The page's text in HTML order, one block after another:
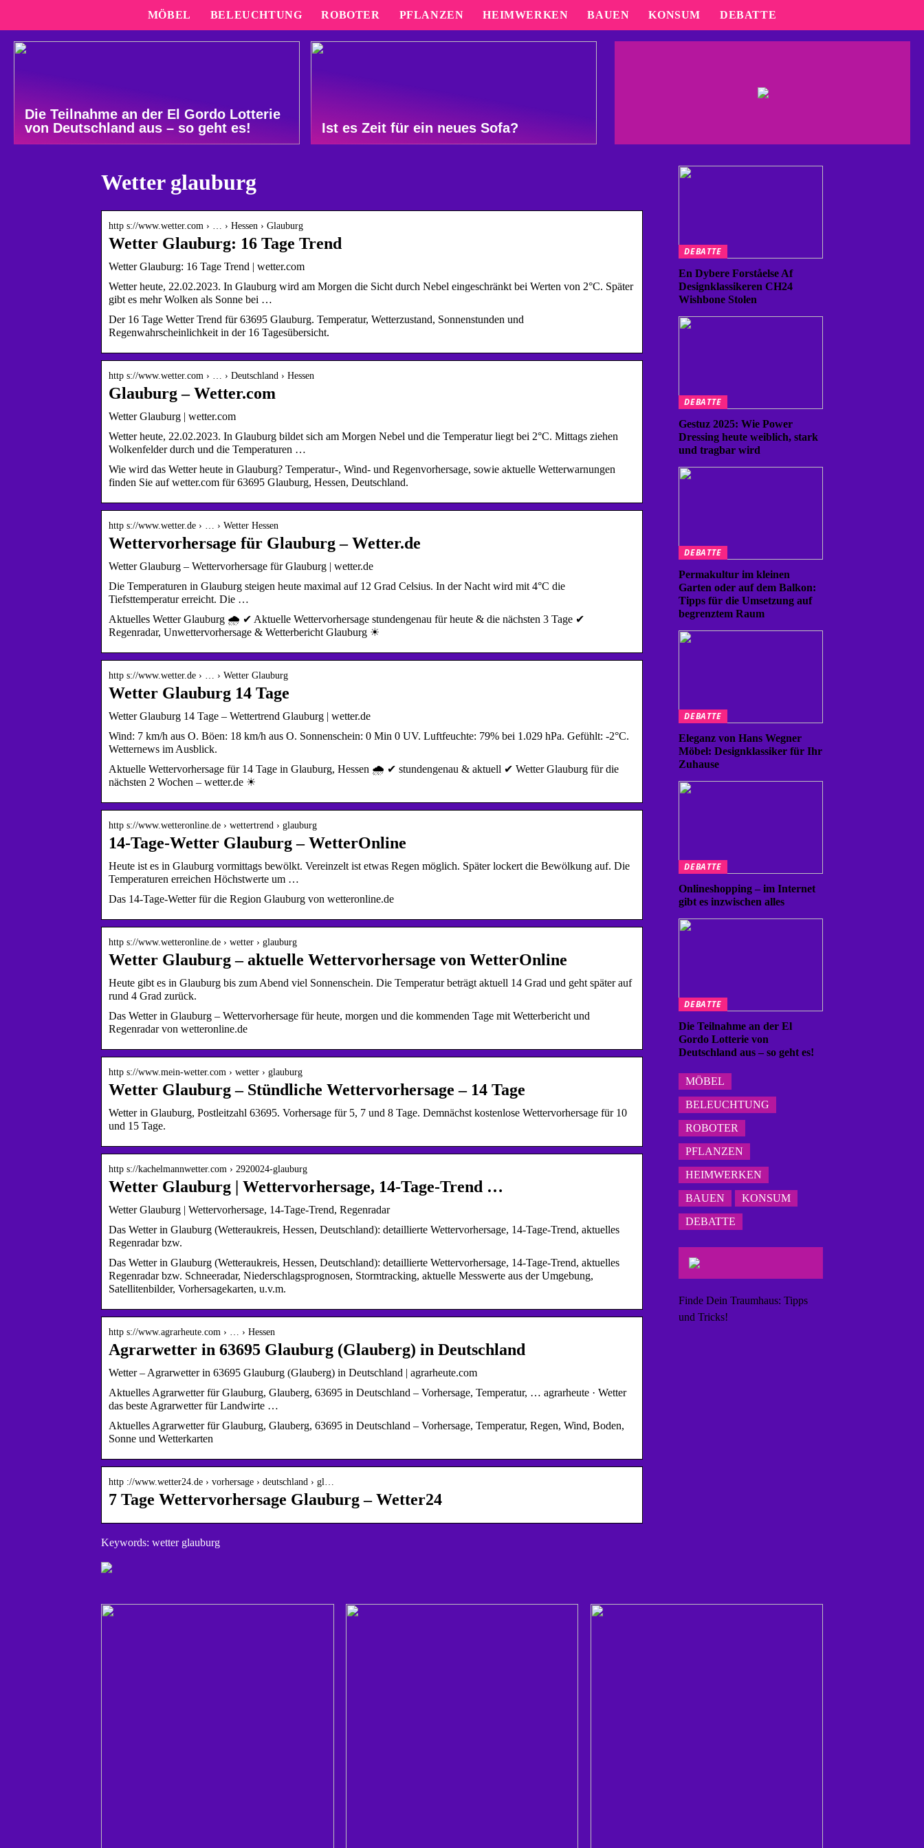
MÖBEL BELEUCHTUNG ROBOTER PFLANZEN HEIMWERKEN BAUEN KONSUM DEBATTE
Die Teilnahme an der El Gordo Lotterie
von Deutschland aus – so geht es!
Ist es Zeit für ein neues Sofa?
Wetter glauburg
http s://www.wetter.com › … › Hessen › Glauburg
Wetter Glauburg: 16 Tage Trend
Wetter Glauburg: 16 Tage Trend | wetter.com
Wetter heute, 22.02.2023. In Glauburg wird am Morgen die Sicht durch Nebel eingeschränkt bei Werten von 2°C. Später
gibt es mehr Wolken als Sonne bei …
Der 16 Tage Wetter Trend für 63695 Glauburg. Temperatur, Wetterzustand, Sonnenstunden und
Regenwahrscheinlichkeit in der 16 Tagesübersicht.
http s://www.wetter.com › … › Deutschland › Hessen
Glauburg – Wetter.com
Wetter Glauburg | wetter.com
Wetter heute, 22.02.2023. In Glauburg bildet sich am Morgen Nebel und die Temperatur liegt bei 2°C. Mittags ziehen
Wolkenfelder durch und die Temperaturen …
Wie wird das Wetter heute in Glauburg? Temperatur-, Wind- und Regenvorhersage, sowie aktuelle Wetterwarnungen
finden Sie auf wetter.com für 63695 Glauburg, Hessen, Deutschland.
http s://www.wetter.de › … › Wetter Hessen
Wettervorhersage für Glauburg – Wetter.de
Wetter Glauburg – Wettervorhersage für Glauburg | wetter.de
Die Temperaturen in Glauburg steigen heute maximal auf 12 Grad Celsius. In der Nacht wird mit 4°C die
Tiefsttemperatur erreicht. Die …
Aktuelles Wetter Glauburg 🌧️ ✔ Aktuelle Wettervorhersage stundengenau für heute & die nächsten 3 Tage ✔
Regenradar, Unwettervorhersage & Wetterbericht Glauburg ☀
http s://www.wetter.de › … › Wetter Glauburg
Wetter Glauburg 14 Tage
Wetter Glauburg 14 Tage – Wettertrend Glauburg | wetter.de
Wind: 7 km/h aus O. Böen: 18 km/h aus O. Sonnenschein: 0 Min 0 UV. Luftfeuchte: 79% bei 1.029 hPa. Gefühlt: -2°C.
Wetternews im Ausblick.
Aktuelle Wettervorhersage für 14 Tage in Glauburg, Hessen 🌧️ ✔ stundengenau & aktuell ✔ Wetter Glauburg für die
nächsten 2 Wochen – wetter.de ☀
http s://www.wetteronline.de › wettertrend › glauburg
14-Tage-Wetter Glauburg – WetterOnline
Heute ist es in Glauburg vormittags bewölkt. Vereinzelt ist etwas Regen möglich. Später lockert die Bewölkung auf. Die
Temperaturen erreichen Höchstwerte um …
Das 14-Tage-Wetter für die Region Glauburg von wetteronline.de
http s://www.wetteronline.de › wetter › glauburg
Wetter Glauburg – aktuelle Wettervorhersage von WetterOnline
Heute gibt es in Glauburg bis zum Abend viel Sonnenschein. Die Temperatur beträgt aktuell 14 Grad und geht später auf
rund 4 Grad zurück.
Das Wetter in Glauburg – Wettervorhersage für heute, morgen und die kommenden Tage mit Wetterbericht und
Regenradar von wetteronline.de
http s://www.mein-wetter.com › wetter › glauburg
Wetter Glauburg – Stündliche Wettervorhersage – 14 Tage
Wetter in Glauburg, Postleitzahl 63695. Vorhersage für 5, 7 und 8 Tage. Demnächst kostenlose Wettervorhersage für 10
und 15 Tage.
http s://kachelmannwetter.com › 2920024-glauburg
Wetter Glauburg | Wettervorhersage, 14-Tage-Trend …
Wetter Glauburg | Wettervorhersage, 14-Tage-Trend, Regenradar
Das Wetter in Glauburg (Wetteraukreis, Hessen, Deutschland): detaillierte Wettervorhersage, 14-Tage-Trend, aktuelles
Regenradar bzw.
Das Wetter in Glauburg (Wetteraukreis, Hessen, Deutschland): detaillierte Wettervorhersage, 14-Tage-Trend, aktuelles
Regenradar bzw. Schneeradar, Niederschlagsprognosen, Stormtracking, aktuelle Messwerte aus der Umgebung,
Satellitenbilder, Vorhersagekarten, u.v.m.
http s://www.agrarheute.com › … › Hessen
Agrarwetter in 63695 Glauburg (Glauberg) in Deutschland
Wetter – Agrarwetter in 63695 Glauburg (Glauberg) in Deutschland | agrarheute.com
Aktuelles Agrarwetter für Glauburg, Glauberg, 63695 in Deutschland – Vorhersage, Temperatur, … agrarheute · Wetter
das beste Agrarwetter für Landwirte …
Aktuelles Agrarwetter für Glauburg, Glauberg, 63695 in Deutschland – Vorhersage, Temperatur, Regen, Wind, Boden,
Sonne und Wetterkarten
http ://www.wetter24.de › vorhersage › deutschland › gl…
7 Tage Wettervorhersage Glauburg – Wetter24
Keywords: wetter glauburg
DEBATTE
En Dybere Forståelse Af
Designklassikeren CH24
Wishbone Stolen
DEBATTE
Gestuz 2025: Wie Power
Dressing heute weiblich, stark
und tragbar wird
DEBATTE
Permakultur im kleinen
Garten oder auf dem Balkon:
Tipps für die Umsetzung auf
begrenztem Raum
DEBATTE
Eleganz von Hans Wegner
Möbel: Designklassiker für Ihr
Zuhause
DEBATTE
Onlineshopping – im Internet
gibt es inzwischen alles
DEBATTE
Die Teilnahme an der El
Gordo Lotterie von
Deutschland aus – so geht es!
MÖBEL
BELEUCHTUNG
ROBOTER
PFLANZEN
HEIMWERKEN
BAUEN
KONSUM
DEBATTE
Finde Dein Traumhaus: Tipps
und Tricks!